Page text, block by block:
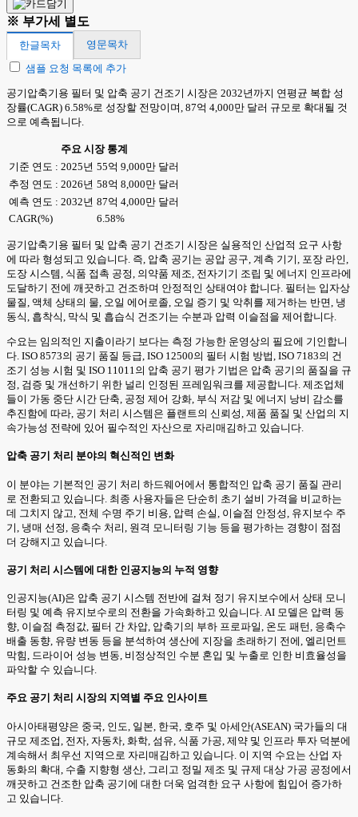
※ 부가세 별도
한글목차
영문목차
샘플 요청 목록에 추가
공기압축기용 필터 및 압축 공기 건조기 시장은 2032년까지 연평균 복합 성
장률(CAGR) 6.58%로 성장할 전망이며, 87억 4,000만 달러 규모로 확대될 것
으로 예측됩니다.
주요 시장 통계
기준 연도 : 2025년 55억 9,000만 달러
추정 연도 : 2026년 58억 8,000만 달러
예측 연도 : 2032년 87억 4,000만 달러
CAGR(%)
6.58%
공기압축기용 필터 및 압축 공기 건조기 시장은 실용적인 산업적 요구 사항
에 따라 형성되고 있습니다. 즉, 압축 공기는 공압 공구, 계측 기기, 포장 라인,
도장 시스템, 식품 접촉 공정, 의약품 제조, 전자기기 조립 및 에너지 인프라에
도달하기 전에 깨끗하고 건조하며 안정적인 상태여야 합니다. 필터는 입자상
물질, 액체 상태의 물, 오일 에어로졸, 오일 증기 및 악취를 제거하는 반면, 냉
동식, 흡착식, 막식 및 흡습식 건조기는 수분과 압력 이슬점을 제어합니다.
수요는 임의적인 지출이라기 보다는 측정 가능한 운영상의 필요에 기인합니
다. ISO 8573의 공기 품질 등급, ISO 12500의 필터 시험 방법, ISO 7183의 건
조기 성능 시험 및 ISO 11011의 압축 공기 평가 기법은 압축 공기의 품질을 규
정, 검증 및 개선하기 위한 널리 인정된 프레임워크를 제공합니다. 제조업체
들이 가동 중단 시간 단축, 공정 제어 강화, 부식 저감 및 에너지 낭비 감소를
추진함에 따라, 공기 처리 시스템은 플랜트의 신뢰성, 제품 품질 및 산업의 지
속가능성 전략에 있어 필수적인 자산으로 자리매김하고 있습니다.
압축 공기 처리 분야의 혁신적인 변화
이 분야는 기본적인 공기 처리 하드웨어에서 통합적인 압축 공기 품질 관리
로 전환되고 있습니다. 최종 사용자들은 단순히 초기 설비 가격을 비교하는
데 그치지 않고, 전체 수명 주기 비용, 압력 손실, 이슬점 안정성, 유지보수 주
기, 냉매 선정, 응축수 처리, 원격 모니터링 기능 등을 평가하는 경향이 점점
더 강해지고 있습니다.
공기 처리 시스템에 대한 인공지능의 누적 영향
인공지능(AI)은 압축 공기 시스템 전반에 걸쳐 정기 유지보수에서 상태 모니
터링 및 예측 유지보수로의 전환을 가속화하고 있습니다. AI 모델은 압력 동
향, 이슬점 측정값, 필터 간 차압, 압축기의 부하 프로파일, 온도 패턴, 응축수
배출 동향, 유량 변동 등을 분석하여 생산에 지장을 초래하기 전에, 엘리먼트
막힘, 드라이어 성능 변동, 비정상적인 수분 혼입 및 누출로 인한 비효율성을
파악할 수 있습니다.
주요 공기 처리 시장의 지역별 주요 인사이트
아시아태평양은 중국, 인도, 일본, 한국, 호주 및 아세안(ASEAN) 국가들의 대
규모 제조업, 전자, 자동차, 화학, 섬유, 식품 가공, 제약 및 인프라 투자 덕분에
계속해서 최우선 지역으로 자리매김하고 있습니다. 이 지역 수요는 산업 자
동화의 확대, 수출 지향형 생산, 그리고 정밀 제조 및 규제 대상 가공 공정에서
깨끗하고 건조한 압축 공기에 대한 더욱 엄격한 요구 사항에 힘입어 증가하
고 있습니다.